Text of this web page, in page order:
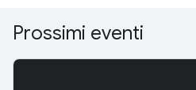
Prossimi eventi